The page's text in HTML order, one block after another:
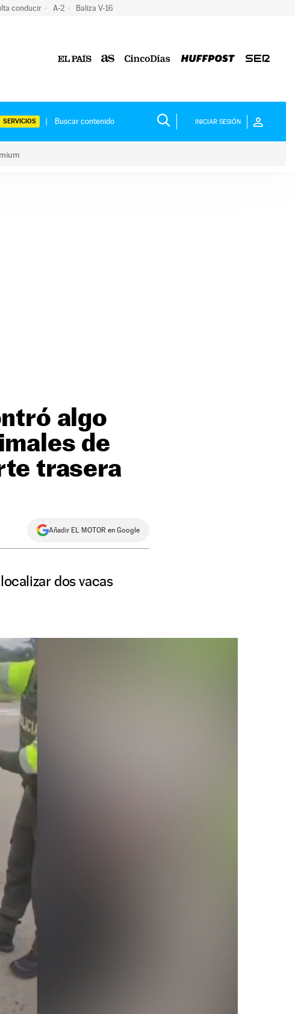
conducir A-2 Baliza V-16
SERVICIOS INICIAR SESIÓN
algo
de
trasera
Añadir EL MOTOR en Google
dos vacas